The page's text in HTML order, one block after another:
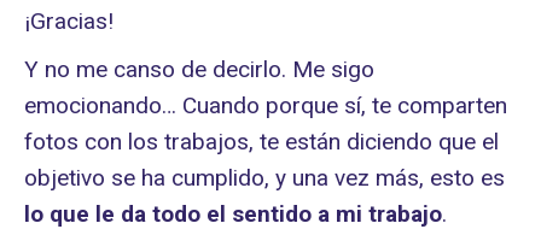
¡Gracias!
Y no me canso de decirlo. Me sigo
emocionando… Cuando porque sí, te comparten
fotos con los trabajos, te están diciendo que el
objetivo se ha cumplido, y una vez más, esto es
lo que le da todo el sentido a mi trabajo.